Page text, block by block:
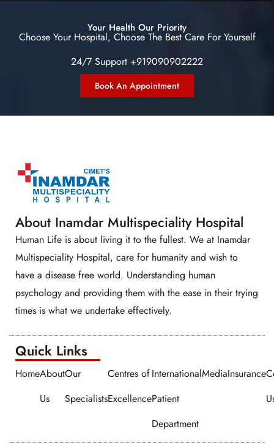
Your Health Our Priority
Choose Your Hospital, Choose The Best Care For Yourself
24/7 Support +919090902222
Book An Appointment
About Inamdar Multispeciality Hospital
Human Life is about living it to the fullest. We at Inamdar
Multispeciality Hospital, care for humanity and wish to
have a disease free world. Understanding human
psychology and providing them with the ease in their trying
times is what we undertake effectively.
Quick Links​​
HomeAbout
Us
Our
Specialists
Centres of
Excellence
International
Patient
Department
MediaInsurance